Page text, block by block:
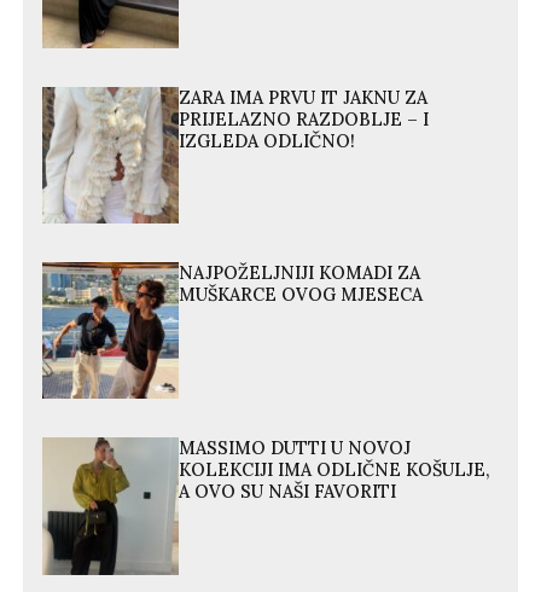
ZARA IMA PRVU IT JAKNU ZA
PRIJELAZNO RAZDOBLJE – I
IZGLEDA ODLIČNO!
NAJPOŽELJNIJI KOMADI ZA
MUŠKARCE OVOG MJESECA
MASSIMO DUTTI U NOVOJ
KOLEKCIJI IMA ODLIČNE KOŠULJE,
A OVO SU NAŠI FAVORITI